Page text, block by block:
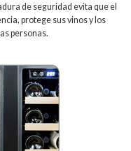
de seguridad evita que el
protege sus vinos y los
personas.